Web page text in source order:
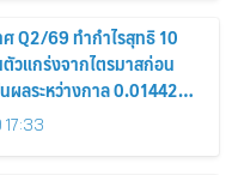
ศ Q2/69 ทำกำไรสุทธิ 10
วแกร่งจากไตรมาสก่อน
ผลระหว่างกาล 0.014423
ปีหลังมุ่งเติบโตต่อเนื่อง
17:33